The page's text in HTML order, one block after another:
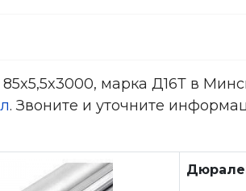
85x5,5x3000, марка Д16Т в
. Звоните и уточните